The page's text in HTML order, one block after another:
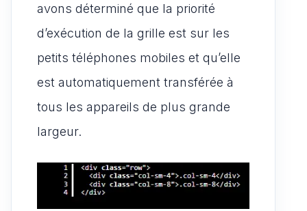
avons déterminé que la priorité
d’exécution de la grille est sur les
petits téléphones mobiles et qu’elle
est automatiquement transférée à
tous les appareils de plus grande
largeur.